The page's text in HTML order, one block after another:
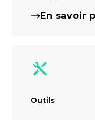
En savoir
Outils